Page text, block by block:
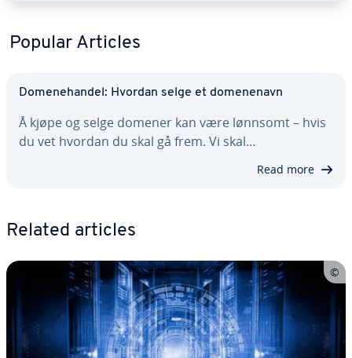
Popular Articles
Domenehandel: Hvordan selge et domenenavn
Å kjøpe og selge domener kan være lønnsomt – hvis
du vet hvordan du skal gå frem. Vi skal…
Read more
Related articles